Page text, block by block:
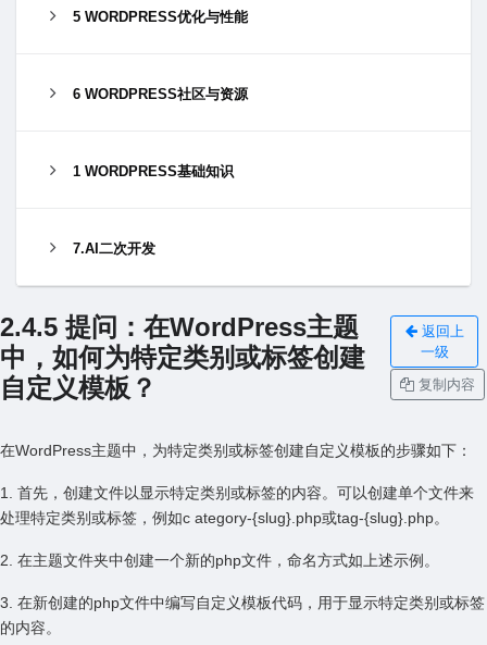
5 WORDPRESS优化与性能
6 WORDPRESS社区与资源
1 WORDPRESS基础知识
7.AI二次开发
2.4.5 提问：在WordPress主题
中，如何为特定类别或标签创建
⾃定义模板？
返回上
一级
复制内容
在WordPress主题中，为特定类别或标签创建⾃定义模板的步骤如下：
1. ⾸先，创建⽂件以显⽰特定类别或标签的内容。可以创建单个⽂件来
处理特定类别或标签，例如c ategory-{slug}.php或tag-{slug}.php。
2. 在主题⽂件夹中创建⼀个新的php⽂件，命名⽅式如上述⽰例。
3. 在新创建的php⽂件中编写⾃定义模板代码，⽤于显⽰特定类别或标签
的内容。